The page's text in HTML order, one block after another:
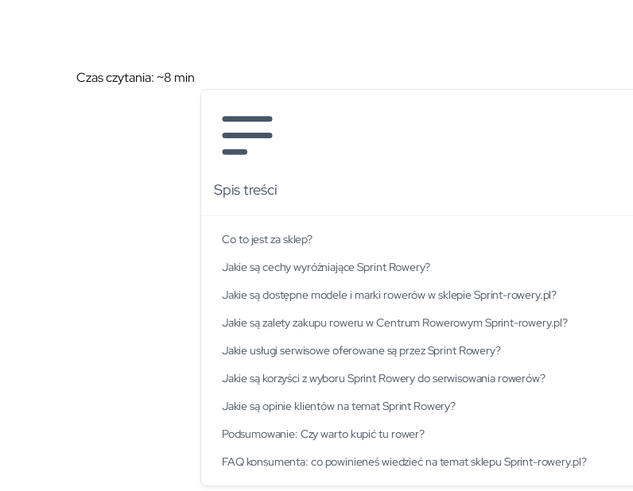
Czas czytania: ~8 min
Spis treści
Co to jest za sklep?
Jakie są cechy wyróżniające Sprint Rowery?
Jakie są dostępne modele i marki rowerów w sklepie Sprint-rowery.pl?
Jakie są zalety zakupu roweru w Centrum Rowerowym Sprint-rowery.pl?
Jakie usługi serwisowe oferowane są przez Sprint Rowery?
Jakie są korzyści z wyboru Sprint Rowery do serwisowania rowerów?
Jakie są opinie klientów na temat Sprint Rowery?
Podsumowanie: Czy warto kupić tu rower?
FAQ konsumenta: co powinieneś wiedzieć na temat sklepu Sprint-rowery.pl?